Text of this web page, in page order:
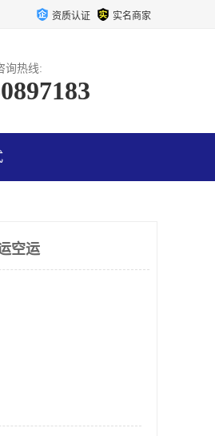
资质认证 实名商家
询热线:
空运